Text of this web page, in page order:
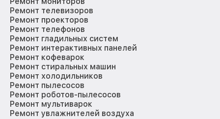
Ремонт телевизоров
Ремонт проекторов
Ремонт телефонов
Ремонт гладильных систем
Ремонт интерактивных панелей
Ремонт кофеварок
Ремонт стиральных машин
Ремонт холодильников
Ремонт пылесосов
Ремонт роботов-пылесосов
Ремонт мультиварок
Ремонт увлажнителей воздуха